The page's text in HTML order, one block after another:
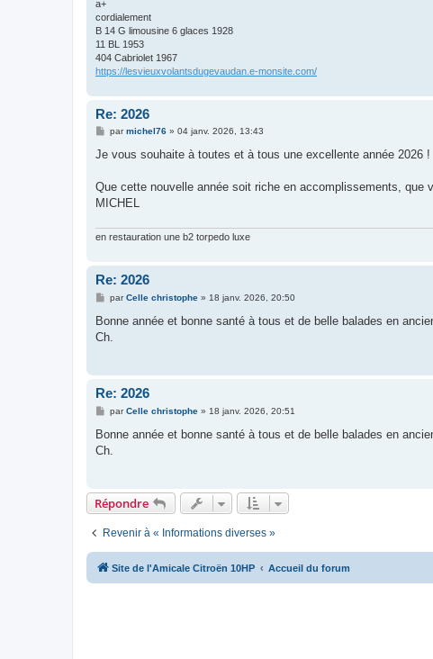
a+
cordialement
B 14 G limousine 6 glaces 1928
11 BL 1953
404 Cabriolet 1967
https://lesvieuxvolantsdugevaudan.e-monsite.com/
Re: 2026
M
s
g
parmichel76» 04 janv. 2026, 13:43
Je vous souhaite à toutes et à tous une excellente année 2026 !
Que cette nouvelle année soit riche en accomplissements,
MICHEL
en restauration une b2 torpedo luxe
Re: 2026
M
s
a
parCelle christophe» 18 janv. 2026, 20:50
Bonne année et bonne santé à tous et de belle balades en
Ch.
Re: 2026
M
s
a
parCelle christophe» 18 janv. 2026, 20:51
Bonne année et bonne santé à tous et de belle balades en
Ch.
Répondre
Revenir à « Informations diverses »
Site de l'Amicale Citroën 10HP Accueil du forum